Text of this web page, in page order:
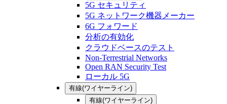
5G セキュリティ
5G ネットワーク機器メーカー
6G フォワード
分析の有効化
クラウドベースのテスト
Non-Terrestrial Networks
Open RAN Security Test
ローカル 5G
有線(ワイヤーライン)
有線(ワイヤーライン)